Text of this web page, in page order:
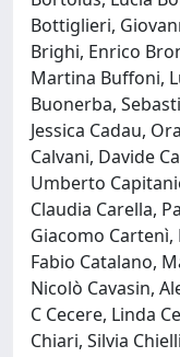
Bottiglieri,
Brighi, Enrico
Martina Buffoni,
Buonerba,
Jessica Cadau,
Calvani, Davide
Umberto
Claudia Carella,
Giacomo Cartenì,
Fabio Catalano,
Nicolò Cavasin,
C Cecere, Linda
Chiari, Silvia